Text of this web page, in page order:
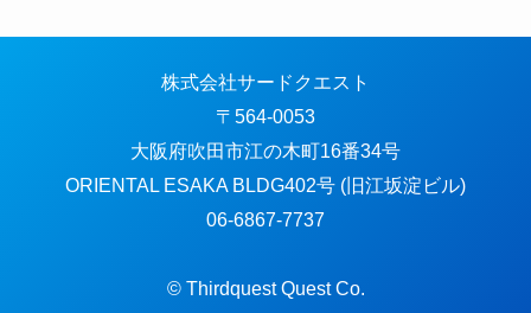
株式会社サードクエスト
〒564-0053
大阪府吹田市江の木町16番34号
ORIENTAL ESAKA BLDG402号 (旧江坂淀ビル)
06-6867-7737
© Thirdquest Quest Co.